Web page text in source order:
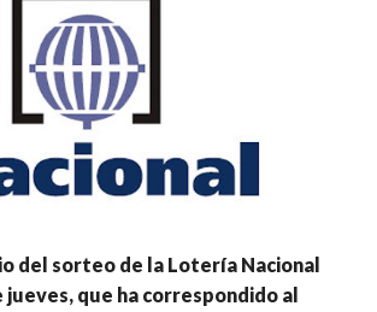
del sorteo de la Lotería Nacional
que ha correspondido al